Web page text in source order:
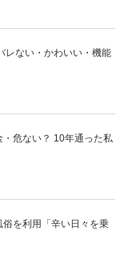
レない・かわいい・機能
・危ない？ 10年通った私
を利用「辛い日々を乗